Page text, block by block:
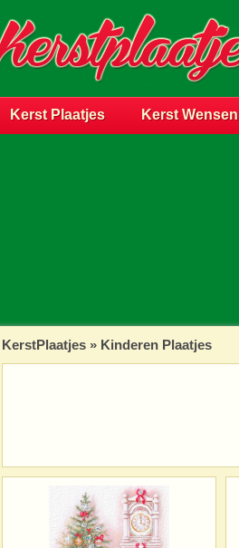
Kerst Plaatjes Kerst Wensen
KerstPlaatjes » Kinderen Plaatjes